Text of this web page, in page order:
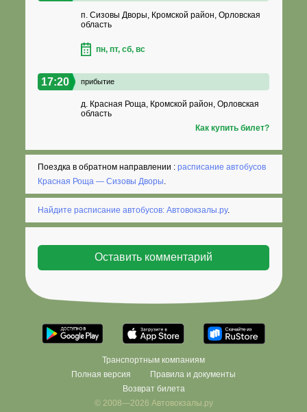
п. Сизовы Дворы, Кромской район, Орловская
область
пн, пт, сб, вс
17:20 прибытие
д. Красная Роща, Кромской район, Орловская
область
Как купить билет?
Поездка в обратном направлении :расписание автобусов
Красная Роща — Сизовы Дворы
Найдите расписание автобусов: Автовокзалы.ру.
Транспортным компаниям
Полная версия
Правила и документы
Возврат билета
© 2008—2026 Автовокзалы.ру